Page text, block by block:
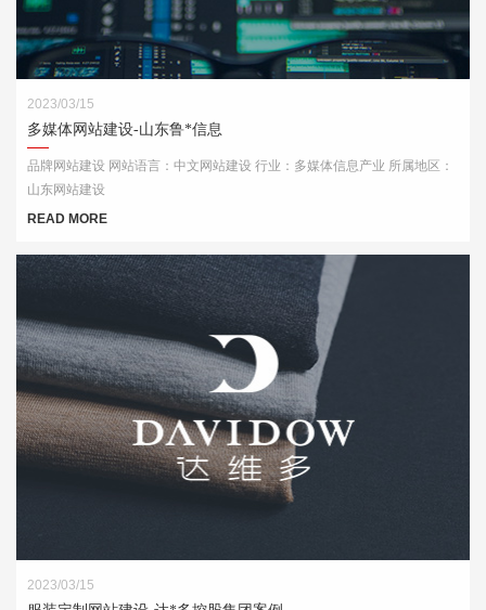
2023/03/15
多媒体网站建设-山东鲁*信息
品牌网站建设 网站语言：中文网站建设 行业：多媒体信息产业 所属地区：
山东网站建设
READ MORE
2023/03/15